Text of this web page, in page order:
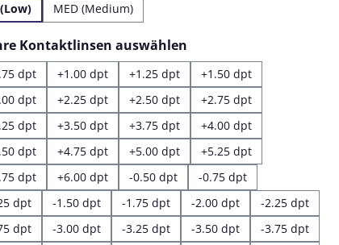
MED (Medium)
Kontaktlinsen auswählen
dpt +1.00 dpt +1.25 dpt
+1.50 dpt
dpt +2.25 dpt +2.50 dpt
+2.75 dpt
dpt +3.50 dpt +3.75 dpt
+4.00 dpt
dpt +4.75 dpt +5.00 dpt
+5.25 dpt
dpt +6.00 dpt -0.50 dpt
-0.75 dpt
dpt -1.50 dpt -1.75 dpt -2.00 dpt
-2.25 dpt
dpt -3.00 dpt -3.25 dpt -3.50 dpt
-3.75 dpt